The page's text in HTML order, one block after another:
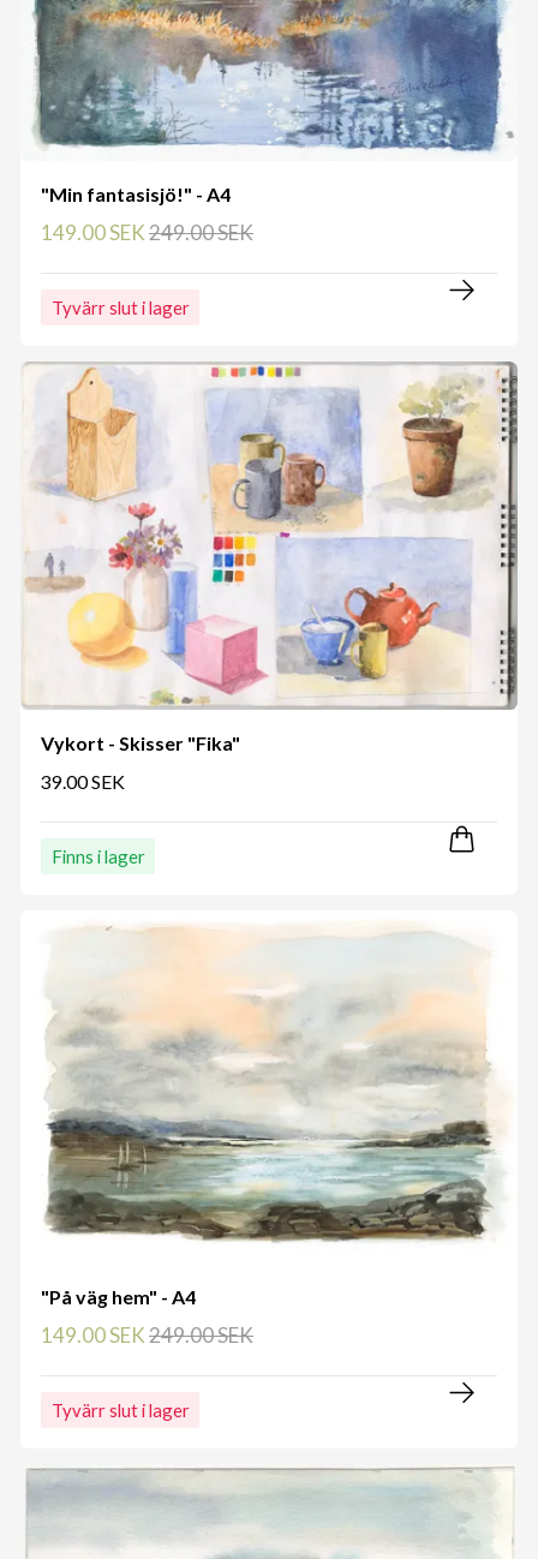
"Min fantasisjö!" - A4
149.00 SEK249.00 SEK
Tyvärr slut i lager
Vykort - Skisser "Fika"
39.00 SEK
Finns i lager
"På väg hem" - A4
149.00 SEK249.00 SEK
Tyvärr slut i lager